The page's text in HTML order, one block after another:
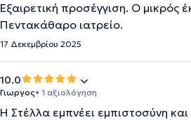
Εξαιρετική προσέγγιση. Ο
Πεντακάθαρο ιατρείο.
17 Δεκεμβρίου 2025
10.0
Γιωργος• 1 αξιολόγηση
Η Στέλλα εμπνέει εμπιστοσύνη